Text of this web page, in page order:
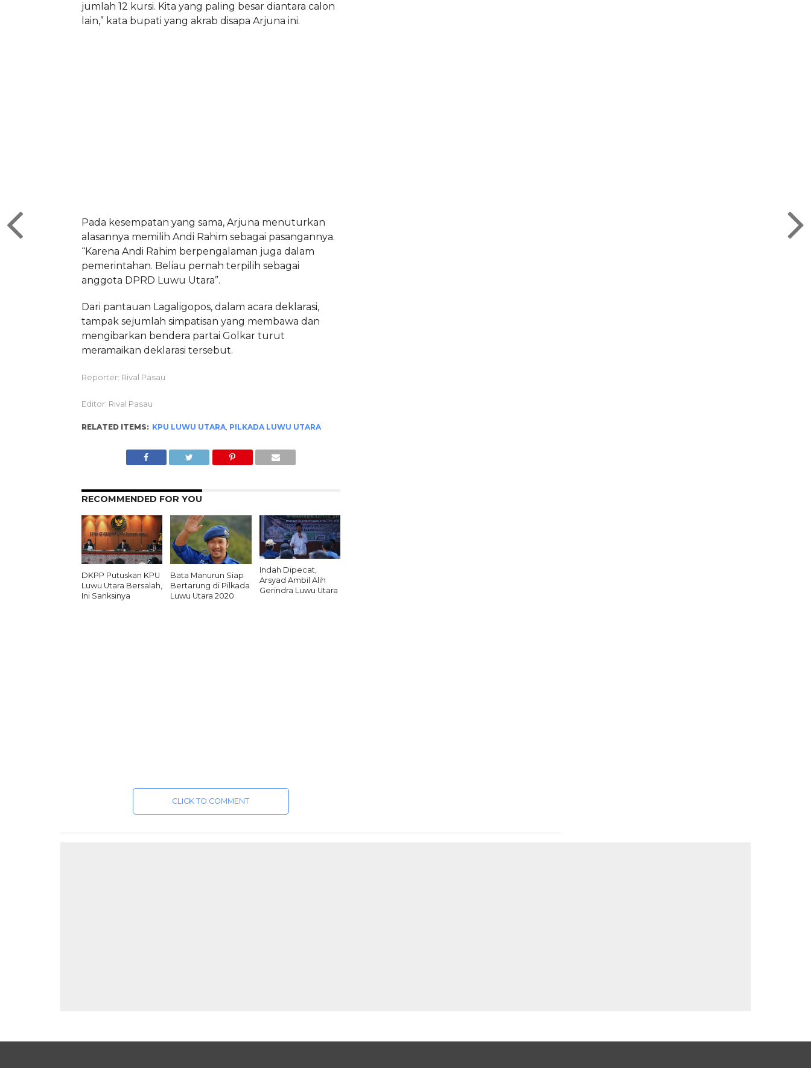
jumlah 12 kursi. Kita yang paling besar diantara calon
lain,” kata bupati yang akrab disapa Arjuna ini.
Pada kesempatan yang sama, Arjuna menuturkan
alasannya memilih Andi Rahim sebagai pasangannya.
“Karena Andi Rahim berpengalaman juga dalam
pemerintahan. Beliau pernah terpilih sebagai
anggota DPRD Luwu Utara”.
Dari pantauan Lagaligopos, dalam acara deklarasi,
tampak sejumlah simpatisan yang membawa dan
mengibarkan bendera partai Golkar turut
meramaikan deklarasi tersebut.
Reporter: Rival Pasau
Editor: Rival Pasau
RELATED ITEMS: KPU LUWU UTARA, PILKADA LUWU UTARA
RECOMMENDED FOR YOU
DKPP Putuskan KPU
Luwu Utara Bersalah,
Ini Sanksinya
Bata Manurun Siap
Bertarung di Pilkada
Luwu Utara 2020
Indah Dipecat,
Arsyad Ambil Alih
Gerindra Luwu Utara
CLICK TO COMMENT